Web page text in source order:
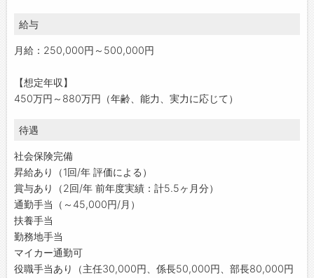
給与
月給：250,000円～500,000円
【想定年収】
450万円～880万円（年齢、能力、実力に応じて）
待遇
社会保険完備
昇給あり（1回/年 評価による）
賞与あり（2回/年 前年度実績：計5.5ヶ月分）
通勤手当（～45,000円/月）
扶養手当
勤務地手当
マイカー通勤可
役職手当あり（主任30,000円、係長50,000円、部長80,000円